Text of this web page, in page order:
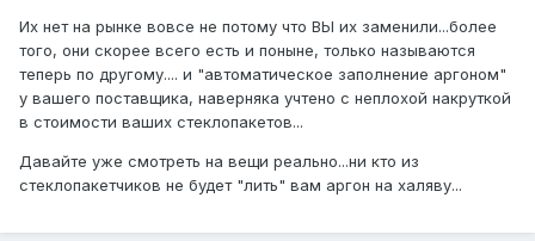
Их нет на рынке вовсе не потому что ВЫ их заменили...более
того, они скорее всего есть и поныне, только называются
теперь по другому.... и "автоматическое заполнение аргоном"
у вашего поставщика, наверняка учтено с неплохой накруткой
в стоимости ваших стеклопакетов...
Давайте уже смотреть на вещи реально...ни кто из
стеклопакетчиков не будет "лить" вам аргон на халяву...